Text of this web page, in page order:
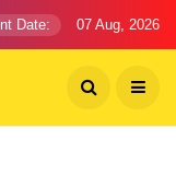
Date: 07 Aug, 2026